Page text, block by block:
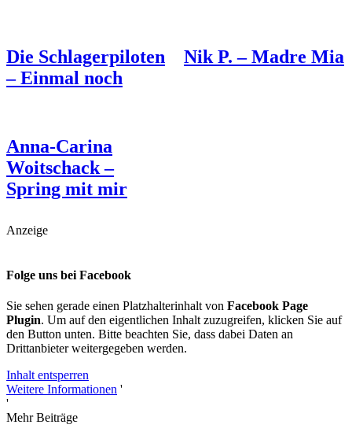
Die Schlagerpiloten
– Einmal noch
Nik P. – Madre Mia
Anna-Carina
Woitschack –
Spring mit mir
Anzeige
Folge uns bei Facebook
Sie sehen gerade einen Platzhalterinhalt von Facebook Page
Plugin. Um auf den eigentlichen Inhalt zuzugreifen, klicken Sie auf
den Button unten. Bitte beachten Sie, dass dabei Daten an
Drittanbieter weitergegeben werden.
Inhalt entsperren
Weitere Informationen '
'
Mehr Beiträge